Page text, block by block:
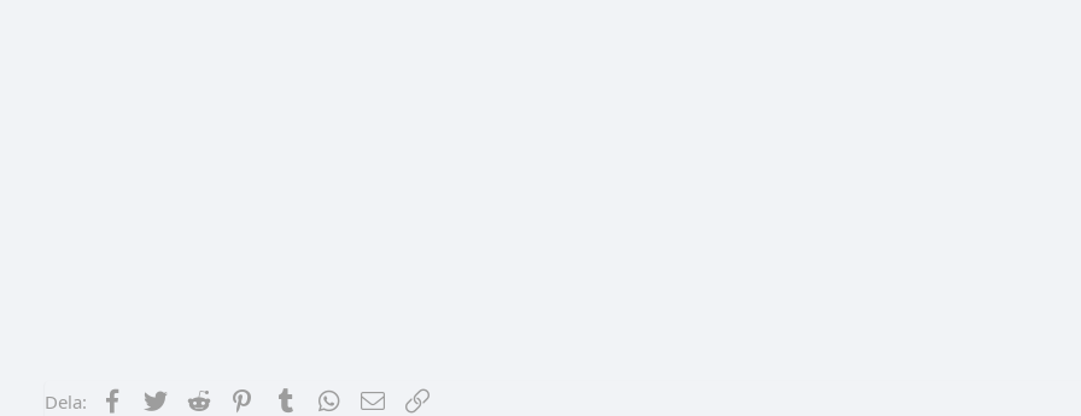
Dela: Facebook
TwitterReddit PinterestTumblrWhatsApp
E-postLänk